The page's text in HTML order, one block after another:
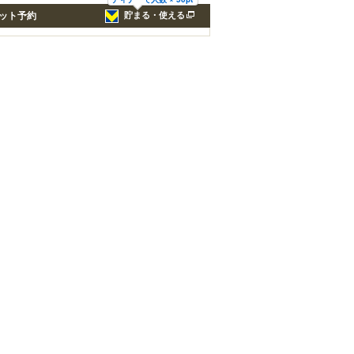
貯まる・使える
ト予約